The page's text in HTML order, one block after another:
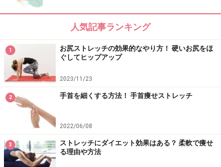
人気記事ランキング
1
お尻ストレッチの効果的なやり方！ 硬いお尻をほ
ぐしてヒップアップ
2023/11/23
2 手首を細くする方法！ 手首痩せストレッチ
2022/06/08
3
ストレッチにダイエット効果はある？ 柔軟で痩せ
る理由や方法